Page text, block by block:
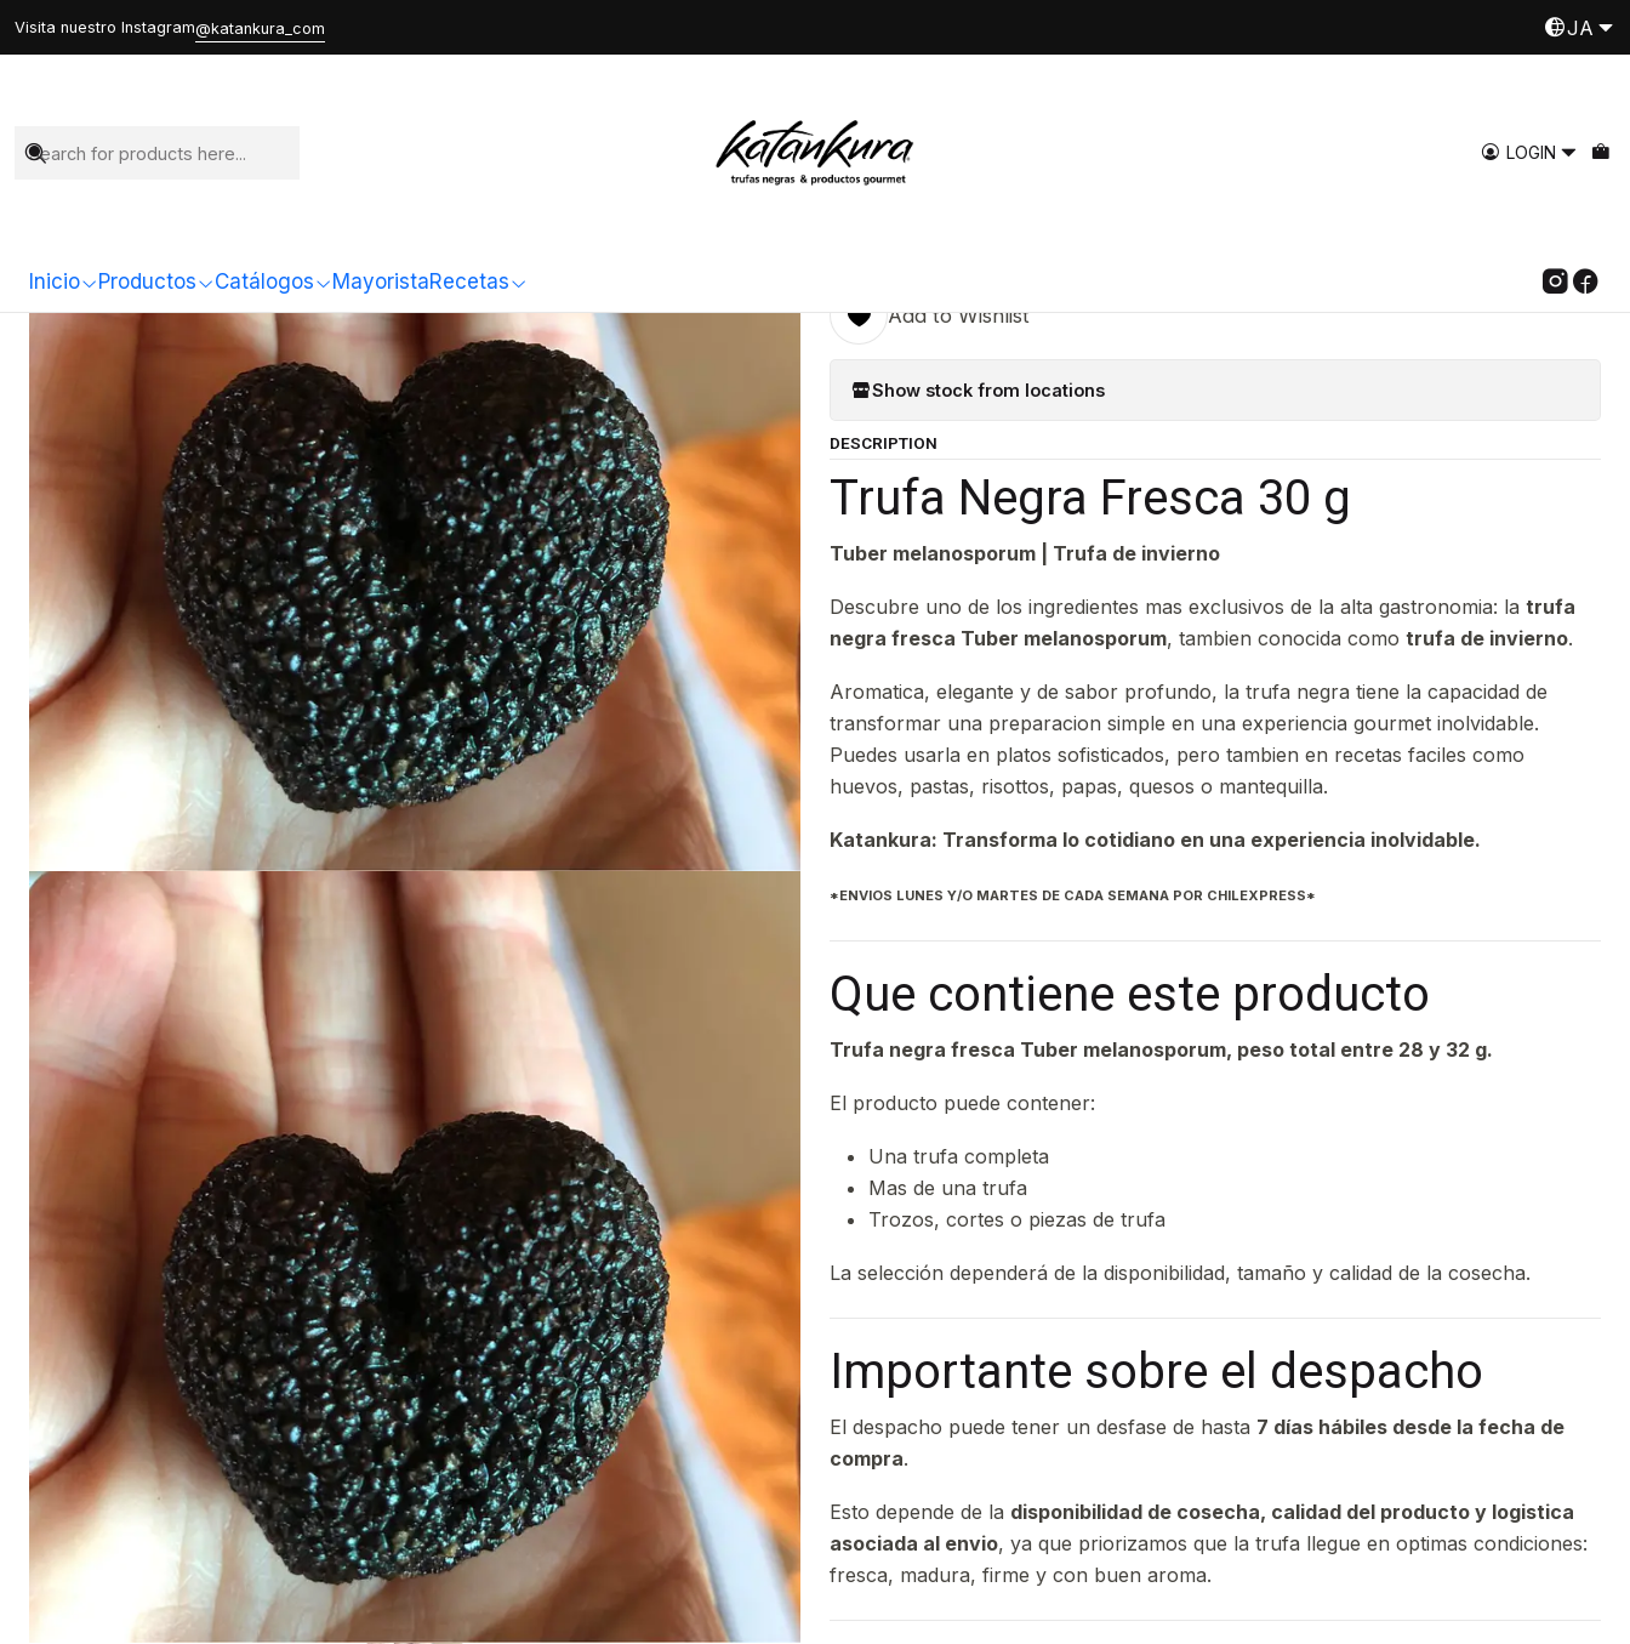
LOGIN
Inicio Productos Catálogos MayoristaRecetas
Visita nuestro Instagram@katankura_com JA
30 gr de Trufas negra fresca
Add to Wishlist
Show stock from locations
DESCRIPTION
Trufa Negra Fresca 30 g
Tuber melanosporum | Trufa de invierno
Descubre uno de los ingredientes mas exclusivos de la alta gastronomia: la trufa
negra fresca Tuber melanosporum, tambien conocida como trufa de invierno.
Aromatica, elegante y de sabor profundo, la trufa negra tiene la capacidad de
transformar una preparacion simple en una experiencia gourmet inolvidable.
Puedes usarla en platos sofisticados, pero tambien en recetas faciles como
huevos, pastas, risottos, papas, quesos o mantequilla.
Katankura: Transforma lo cotidiano en una experiencia inolvidable.
*ENVIOS LUNES Y/O MARTES DE CADA SEMANA POR CHILEXPRESS*
Que contiene este producto
Trufa negra fresca Tuber melanosporum, peso total entre 28 y 32 g.
El producto puede contener:
Una trufa completa
Mas de una trufa
Trozos, cortes o piezas de trufa
La selección dependerá de la disponibilidad, tamaño y calidad de la cosecha.
Importante sobre el despacho
El despacho puede tener un desfase de hasta 7 días hábiles desde la fecha de
compra.
Esto depende de la disponibilidad de cosecha, calidad del producto y logistica
asociada al envio, ya que priorizamos que la trufa llegue en optimas condiciones:
fresca, madura, firme y con buen aroma.